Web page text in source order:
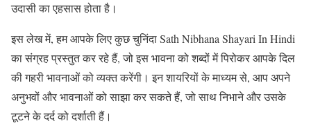
उदासी का एहसास होता है।
इस लेख में, हम आपके लिए कुछ चुनिंदा Sath Nibhana Shayari In Hindi
का संग्रह प्रस्तुत कर रहे हैं, जो इस भावना को शब्दों में पिरोकर आपके दिल
की गहरी भावनाओं को व्यक्त करेंगी। इन शायरियों के माध्यम से, आप अपने
अनुभवों और भावनाओं को साझा कर सकते हैं, जो साथ निभाने और उसके
टूटने के दर्द को दर्शाती हैं।